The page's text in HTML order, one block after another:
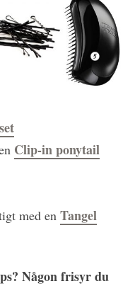
Clip-in ponytail
med en Tangel
Någon frisyr du